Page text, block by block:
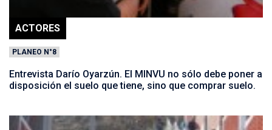
ACTORES
PLANEO N°8
Entrevista Darío Oyarzún. El MINVU no sólo debe poner a
disposición el suelo que tiene, sino que comprar suelo.